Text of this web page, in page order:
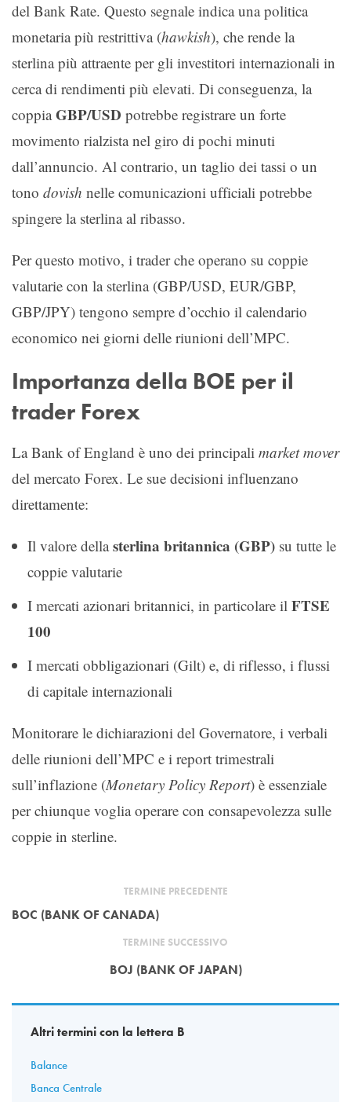
del Bank Rate. Questo segnale indica una politica
monetaria più restrittiva (hawkish), che rende la
sterlina più attraente per gli investitori internazionali in
cerca di rendimenti più elevati. Di conseguenza, la
coppiaGBP/USD potrebbe registrare un forte
movimento rialzista nel giro di pochi minuti
dall’annuncio. Al contrario, un taglio dei tassi o un
tono dovish nelle comunicazioni ufficiali potrebbe
spingere la sterlina al ribasso.
Per questo motivo, i trader che operano su coppie
valutarie con la sterlina (GBP/USD, EUR/GBP,
GBP/JPY) tengono sempre d’occhio il calendario
economico nei giorni delle riunioni dell’MPC.
Importanza della BOE per il
trader Forex
La Bank of England è uno dei principali market mover
del mercato Forex. Le sue decisioni influenzano
direttamente:
Il valore dellasterlina britannica (GBP) su tutte le
coppie valutarie
I mercati azionari britannici, in particolare il FTSE
100
I mercati obbligazionari (Gilt) e, di riflesso, i flussi
di capitale internazionali
Monitorare le dichiarazioni del Governatore, i verbali
delle riunioni dell’MPC e i report trimestrali
sull’inflazione (Monetary Policy Report) è essenziale
per chiunque voglia operare con consapevolezza sulle
coppie in sterline.
TERMINE PRECEDENTE
BOC (BANK OF CANADA)
TERMINE SUCCESSIVO
BOJ (BANK OF JAPAN)
Altri termini con la lettera B
Balance
Banca Centrale